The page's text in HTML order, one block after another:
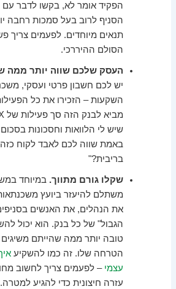
הפקיד אומר לא, בקשו לדבר
הסניף לרוב בעל סמכות רחבה
תנאים מיוחדים. לפעמים צריך
הסולם ההיררכי.
העסק שלכם שווה יותר ממה
יש לכם חשבון פרטי ועסקי,
השקעות – הזכירו את כל
באמת שווה לכם לאבד לקוח כזה
בריבית?"
שקלו גורם מתווך. במיוחד
משתלם להיעזר ביועץ
את הנהלים, את האנשים
הגבול" של כל בנק. הוא יכול
טובה יותר ממה שהייתם
הטרחה שלו. זה כמו להשקיע
עצמי – לפעמים צריך לחשוב
עזרה חיצונית כדי להגיע למטרה.